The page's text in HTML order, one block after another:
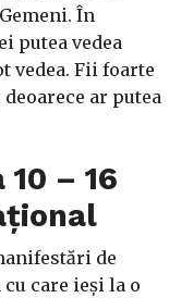
În
putea vedea
vedea. Fii foarte
ar putea
– 16
de
care ieși la o